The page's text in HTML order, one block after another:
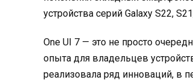
устройства серий Galaxy S22,
One UI 7 — это не просто
опыта для владельцев
реализовала ряд инноваций, в